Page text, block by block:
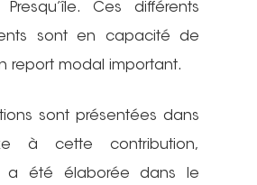
Ces différents
sont en capacité de
report modal important.
sont présentées dans
à cette contribution,
a été élaborée dans le